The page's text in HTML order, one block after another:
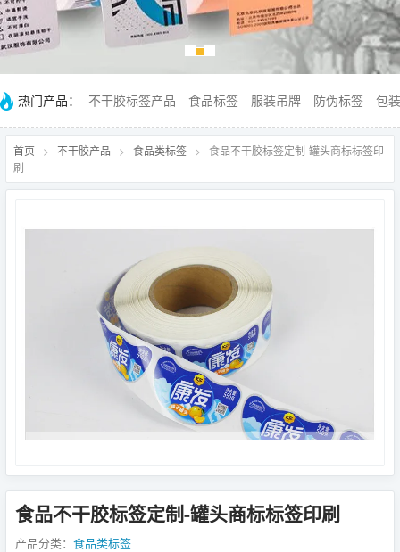
热门产品： 不干胶标签产品 食品标签 服装吊牌 防伪标签 包
首页 > 不干胶产品 > 食品类标签 >
食品不干胶标签定制-罐头商标标签印
刷
食品不干胶标签定制-罐头商标标签印刷
产品分类： 食品类标签